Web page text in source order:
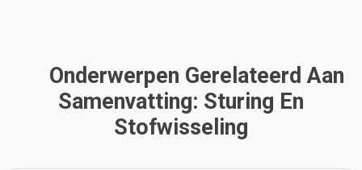
Onderwerpen Gerelateerd Aan
Samenvatting: Sturing En
Stofwisseling